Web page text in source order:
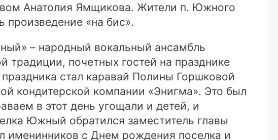
Анатолия Ямщикова. Жители п. Южного
произведение «на бис».
– народный вокальный ансамбль
почетных гостей на празднике
стал каравай Полины Горшковой
кондитерской компании «Энигма». Это был
в этот день угощали и детей, и
Южный обратился заместитель главы
именинников с Днем рождения поселка и